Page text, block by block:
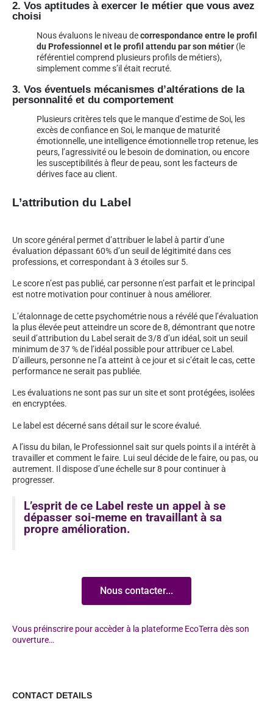
2. Vos aptitudes à exercer le métier que vous avez
choisi
Nous évaluons le niveau decorrespondance entre le profil
du Professionnel et le profil attendu par son métier (le
référentiel comprend plusieurs profils de métiers),
simplement comme s’il était recruté.
3. Vos éventuels mécanismes d’altérations de la
personnalité et du comportement
Plusieurs critères tels que le manque d’estime de Soi, les
excès de confiance en Soi, le manque de maturité
émotionnelle, une intelligence émotionnelle trop retenue, les
peurs, l’agressivité ou le besoin de domination, ou encore
les susceptibilités à fleur de peau, sont les facteurs de
dérives face au client.
L’attribution du Label
Un score général permet d’attribuer le label à partir d’une
évaluation dépassant 60% d’un seuil de légitimité dans ces
professions, et correspondant à 3 étoiles sur 5.
Le score n’est pas publié, car personne n’est parfait et le principal
est notre motivation pour continuer à nous améliorer.
L’étalonnage de cette psychométrie nous a révélé que l’évaluation
la plus élevée peut atteindre un score de 8, démontrant que notre
seuil d’attribution du Label serait de 3/8 d’un idéal, soit un seuil
minimum de 37 % de l’idéal possible pour attribuer ce Label.
D’ailleurs, personne ne l’a atteint à ce jour et si c’était le cas, cette
performance ne serait pas publiée.
Les évaluations ne sont pas sur un site et sont protégées, isolées
en encryptées.
Le label est décerné sans détail sur le score évalué.
A l’issu du bilan, le Professionnel sait sur quels points il a intérêt à
travailler et comment le faire. Lui seul décide de le faire, ou pas, ou
autrement. Il dispose d’une échelle sur 8 pour continuer à
progresser.
L’esprit de ce Label reste un appel à se
dépasser soi-meme en travaillant à sa
propre amélioration.
Nous contacter...
Vous préinscrire pour accèder à la plateforme EcoTerra dès son
ouverture…
CONTACT DETAILS